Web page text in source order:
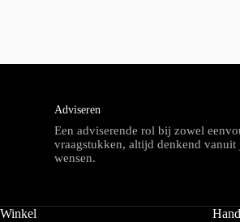
Adviseren
Een adviserende rol bij zowel
vraagstukken, altijd denkend vanuit
wensen.
Winkel